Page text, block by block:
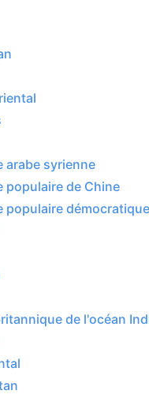
syrienne
de Chine
de l'océan